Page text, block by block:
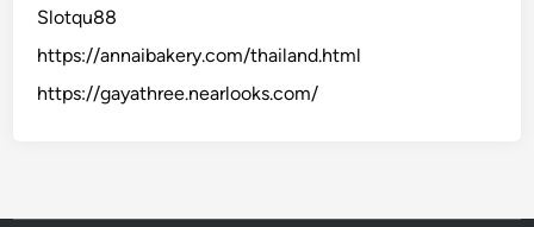
Slotqu88
https://annaibakery.com/thailand.html
https://gayathree.nearlooks.com/